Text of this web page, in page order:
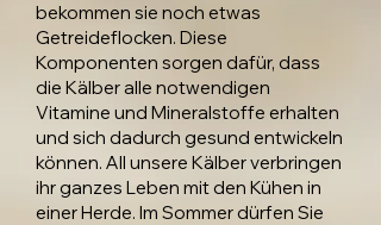
bekommen sie noch etwas
Getreideflocken. Diese
Komponenten sorgen dafür, dass
die Kälber alle notwendigen
Vitamine und Mineralstoffe erhalten
und sich dadurch gesund entwickeln
können. All unsere Kälber verbringen
ihr ganzes Leben mit den Kühen in
einer Herde. Im Sommer dürfen Sie